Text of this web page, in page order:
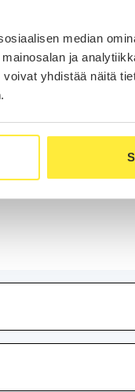
median
ja
yhdistää näitä